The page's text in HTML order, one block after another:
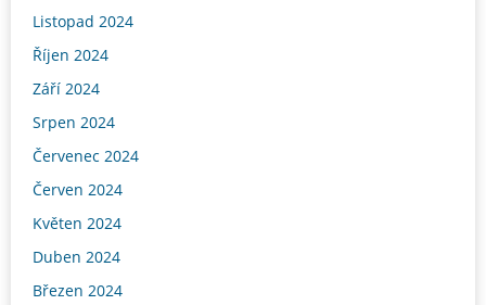
Listopad 2024
Říjen 2024
Září 2024
Srpen 2024
Červenec 2024
Červen 2024
Květen 2024
Duben 2024
Březen 2024